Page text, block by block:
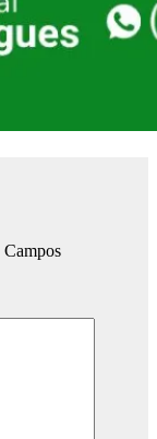
Campos